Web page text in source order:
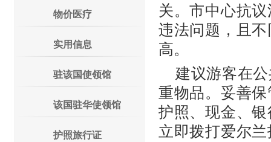
物价医疗
实用信息
驻该国使领馆
该国驻华使领馆
护照旅行证
关。市中心抗
违法问题，且
高。
建议游客在
重物品。妥善
护照、现金、
立即拨打爱尔